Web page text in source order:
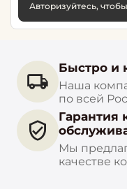
Авторизуйтесь,
Быстро и
Наша
по всей
Гарантия
Мы
качестве